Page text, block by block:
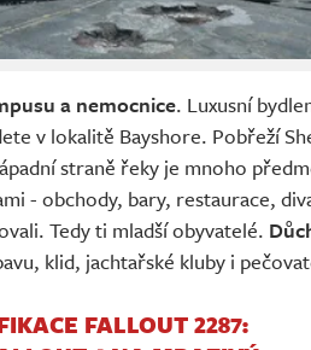
a nemocnice. Luxusní
v lokalitě Bayshore. Pobřeží
straně řeky je mnoho
- obchody, bary, restaurace,
Tedy ti mladší obyvatelé.
klid, jachtařské kluby i
FALLOUT 2287: